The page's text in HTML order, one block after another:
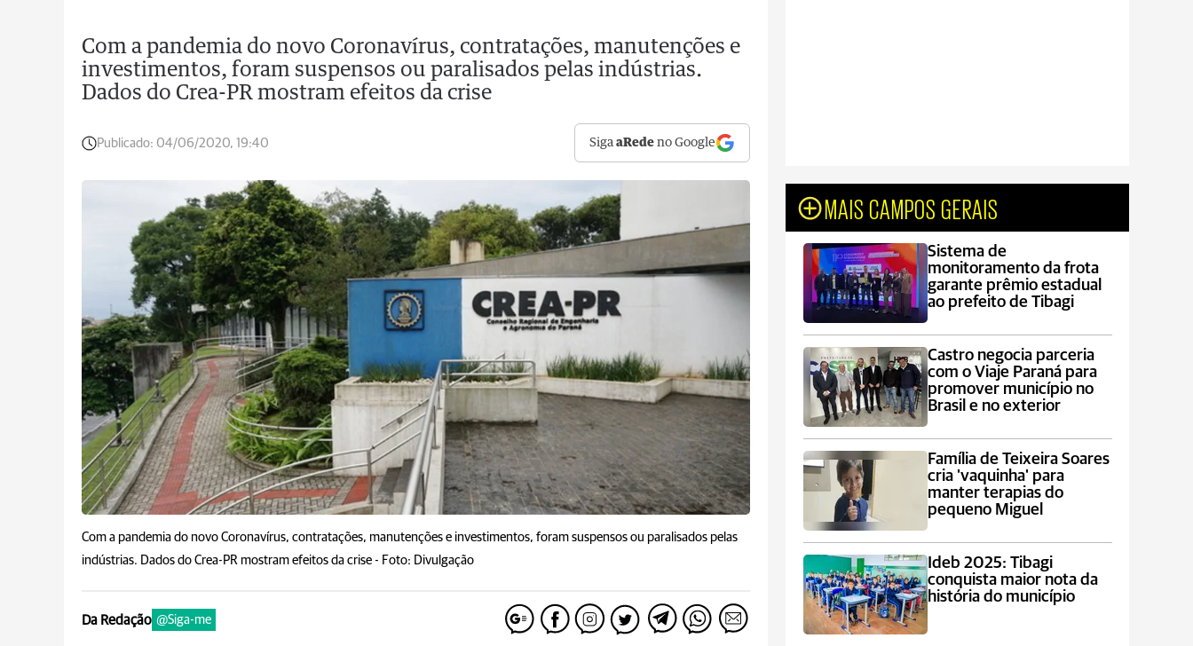
Com a pandemia do novo Coronavírus, contratações, manutenções e
investimentos, foram suspensos ou paralisados pelas indústrias.
Dados do Crea-PR mostram efeitos da crise
Publicado: 04/06/2020, 19:40 SigaaRede no Google
Com a pandemia do novo Coronavírus, contratações, manutenções e investimentos, foram suspensos ou paralisados pelas
indústrias. Dados do Crea-PR mostram efeitos da crise - Foto: Divulgação
Da Redação @Siga-me
MAIS CAMPOS GERAIS
Sistema de
monitoramento da frota
garante prêmio estadual
ao prefeito de Tibagi
Castro negocia parceria
com o Viaje Paraná para
promover município no
Brasil e no exterior
Família de Teixeira Soares
cria 'vaquinha' para
manter terapias do
pequeno Miguel
Ideb 2025: Tibagi
conquista maior nota da
história do município